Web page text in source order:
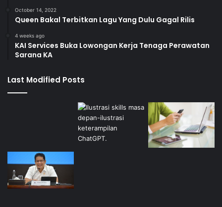
October 14, 2022
Queen Bakal Terbitkan Lagu Yang Dulu Gagal Rilis
4 weeks ago
KAI Services Buka Lowongan Kerja Tenaga Perawatan
Sarana KA
Last Modified Posts